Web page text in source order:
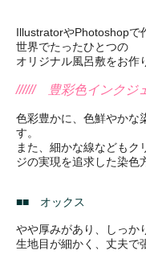
IllustratorやPhotoshopで
世界でたったひとつの
オリジナル風呂敷をお作
////// 豊彩色インクジ
色彩豊かに、色鮮やかな
す。
また、細かな線などもク
ジの実現を追求した染色
■■ オックス
やや厚みがあり、しっか
生地目が細かく、丈夫で